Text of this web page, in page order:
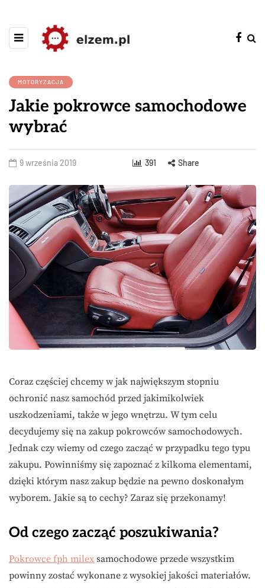
MOTORYZACJA
Jakie pokrowce samochodowe
wybrać
9 września 2019 391 Share
Coraz częściej chcemy w jak największym stopniu
ochronić nasz samochód przed jakimikolwiek
uszkodzeniami, także w jego wnętrzu. W tym celu
decydujemy się na zakup pokrowców samochodowych.
Jednak czy wiemy od czego zacząć w przypadku tego typu
zakupu. Powinniśmy się zapoznać z kilkoma elementami,
dzięki którym nasz zakup będzie na pewno doskonałym
wyborem. Jakie są to cechy? Zaraz się przekonamy!
Od czego zacząć poszukiwania?
Pokrowce fph milex samochodowe przede wszystkim
powinny zostać wykonane z wysokiej jakości materiałów.